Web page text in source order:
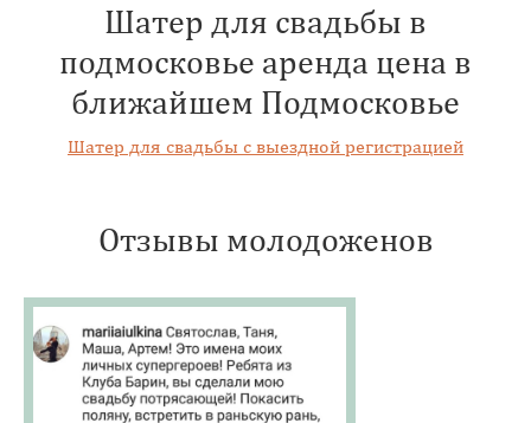
Шатер для свадьбы в
подмосковье аренда цена в
ближайшем Подмосковье
Шатер для свадьбы с выездной регистрацией
Отзывы молодоженов